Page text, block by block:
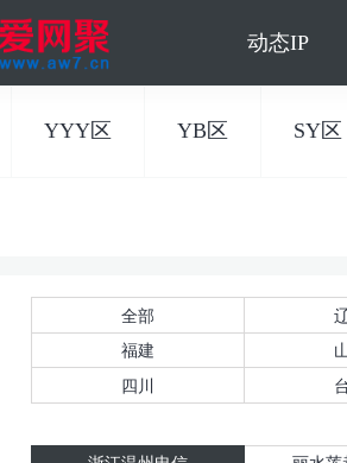
动态IP
YYY区 YB区 SY区
全部
福建
四川